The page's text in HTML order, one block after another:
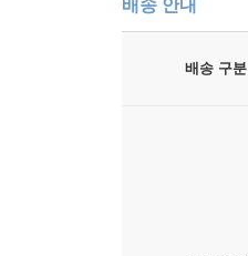
배송 안내
배송 구분